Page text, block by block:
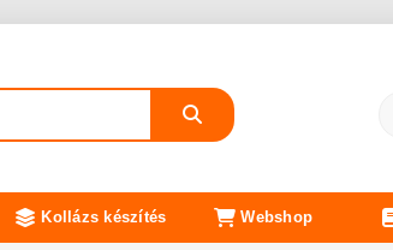
Kollázs készítés Webshop